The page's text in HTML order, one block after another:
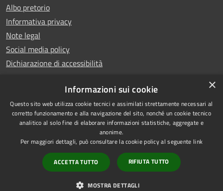
Albo pretorio
Informativa privacy
Note legal
Social media policy
Dichiarazione di accessibilità
RSS
Accessibilità
Privacy
Mappa del sito
Copyright © 2025 Comune di
Montecatini Terme
Powered byMunicipium
Accesso redazione
×
Informazioni sui cookie
Questo sito web utilizza cookie tecnici e assimilati strettamente necessari al
corretto funzionamento e alla navigazione del sito, nonché un cookie tecnico
analitico al solo fine di elaborare informazioni statistiche, aggregate e
anonime.
Per maggiori dettagli, può consultare la cookie policy al seguente link
ACCETTA TUTTO RIFIUTA TUTTO
MOSTRA DETTAGLI